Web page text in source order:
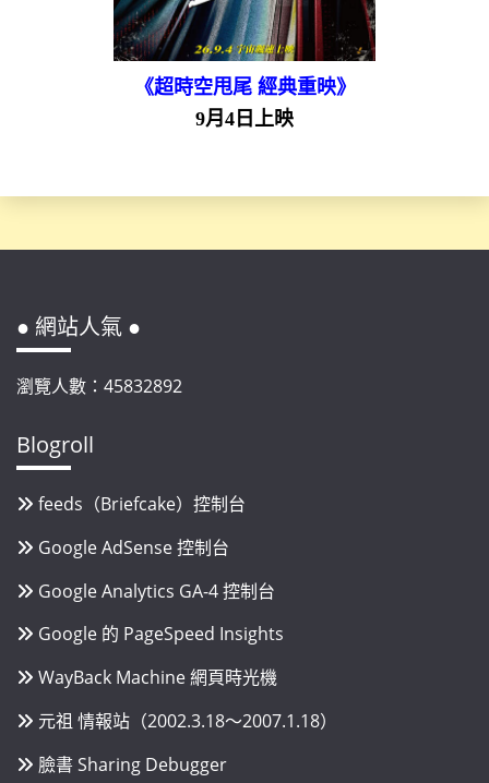
《超時空甩尾 經典重映》
9月4日上映
● 網站人氣 ●
瀏覽人數：45832892
Blogroll
feeds（Briefcake）控制台
Google AdSense 控制台
Google Analytics GA-4 控制台
Google 的 PageSpeed Insights
WayBack Machine 網頁時光機
元祖 情報站（2002.3.18～2007.1.18）
臉書 Sharing Debugger